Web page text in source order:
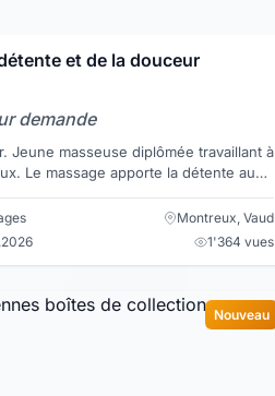
et de la douceur
demande
à
détente au
Montreux, Vaud
1'364 vues
Nouveau